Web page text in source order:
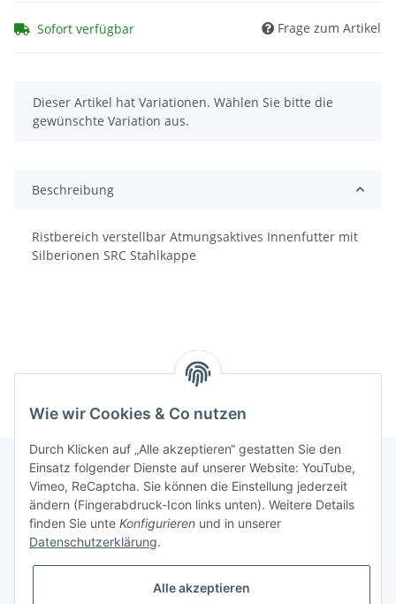
Sofort verfügbar Frage zum Artikel
x
Dieser Artikel hat Variationen. Wählen Sie bitte die
gewünschte Variation aus.
Beschreibung
Ristbereich verstellbar Atmungsaktives Innenfutter mit
Silberionen SRC Stahlkappe
Informationen
Gesetzliche Informationen
Wie wir Cookies & Co nutzen
Durch Klicken auf „Alle akzeptieren“ gestatten Sie den
Einsatz folgender Dienste auf unserer Website: YouTube,
Vimeo, ReCaptcha. Sie können die Einstellung jederzeit
ändern (Fingerabdruck-Icon links unten). Weitere Details
finden Sie unte Konfigurieren und in unserer
Datenschutzerklärung.
Alle akzeptieren